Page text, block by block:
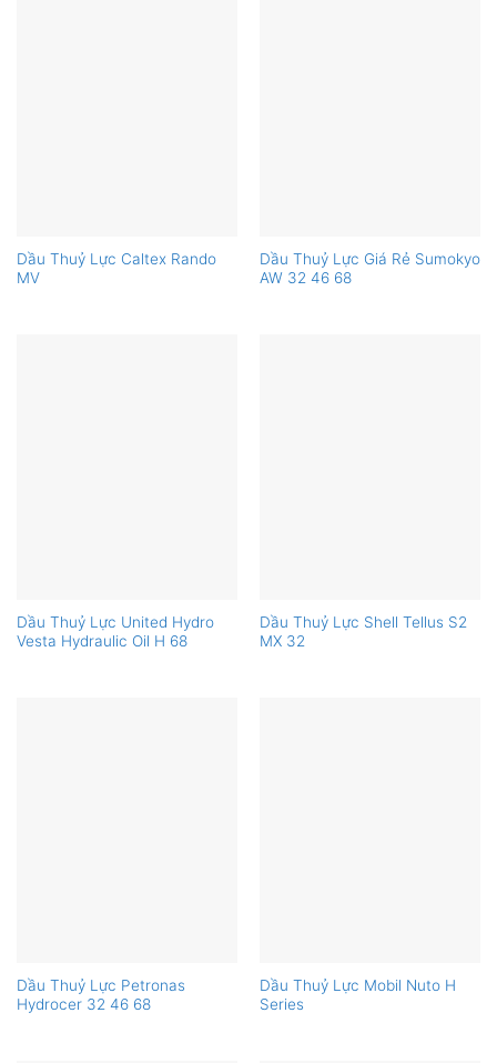
Dầu Thuỷ Lực Caltex Rando
MV
Dầu Thuỷ Lực Giá Rẻ Sumokyo
AW 32 46 68
Dầu Thuỷ Lực United Hydro
Vesta Hydraulic Oil H 68
Dầu Thuỷ Lực Shell Tellus S2
MX 32
Dầu Thuỷ Lực Petronas
Hydrocer 32 46 68
Dầu Thuỷ Lực Mobil Nuto H
Series